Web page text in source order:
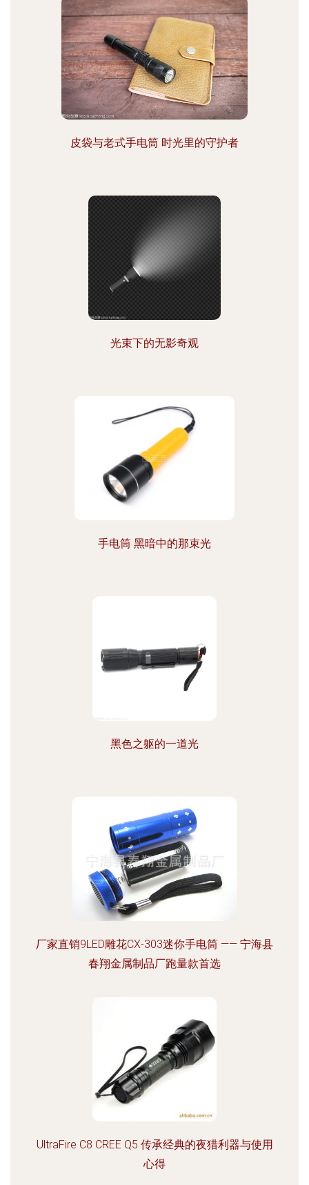
皮袋与老式手电筒 时光里的守护者
光束下的无影奇观
手电筒 黑暗中的那束光
黑色之躯的一道光
厂家直销9LED雕花CX-303迷你手电筒 —— 宁海县
春翔金属制品厂跑量款首选
UltraFire C8 CREE Q5 传承经典的夜猎利器与使用
心得